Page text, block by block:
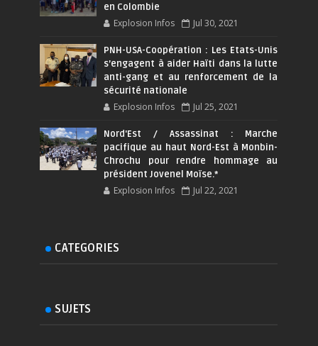
en Colombie
Explosion Infos Jul 30, 2021
PNH-USA-Coopération : Les Etats-Unis
s’engagent à aider Haïti dans la lutte
anti-gang et au renforcement de la
sécurité nationale
Explosion Infos Jul 25, 2021
Nord'Est / Assassinat : Marche
pacifique au haut Nord-Est à Monbin-
Chrochu pour rendre hommage au
président Jovenel Moïse.*
Explosion Infos Jul 22, 2021
CATEGORIES
SUJETS